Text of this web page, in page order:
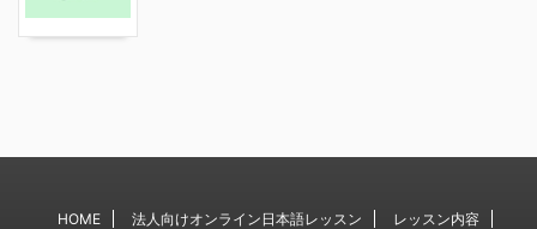
HOME 法人向けオンライン日本語レッスン レッスン内容